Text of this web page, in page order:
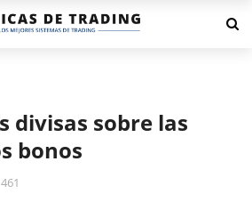
divisas sobre las
bonos
461